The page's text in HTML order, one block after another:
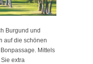
Burgund und
auf die schönen
Mittels
extra